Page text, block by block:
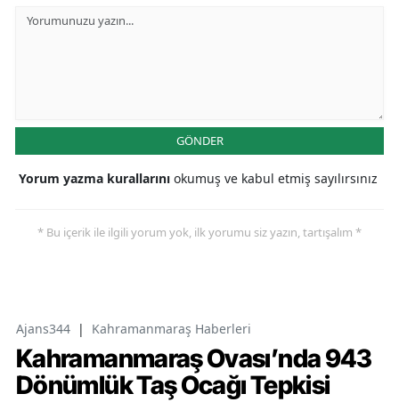
GÖNDER
Yorum yazma kurallarını okumuş ve kabul etmiş sayılırsınız
* Bu içerik ile ilgili yorum yok, ilk yorumu siz yazın, tartışalım *
Ajans344 | Kahramanmaraş Haberleri
Kahramanmaraş Ovası’nda 943
Dönümlük Taş Ocağı Tepkisi